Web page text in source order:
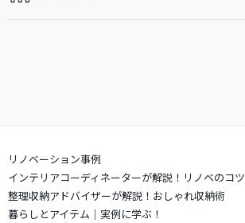
リノベーション事例
インテリアコーディネーターが解説！リノベのコツ
整理収納アドバイザーが解説！おしゃれ収納術
暮らしとアイテム｜実例に学ぶ！